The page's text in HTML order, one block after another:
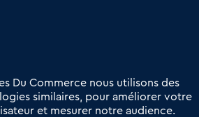
Du Commerce nous utilisons des
similaires, pour améliorer votre
et mesurer notre audience.